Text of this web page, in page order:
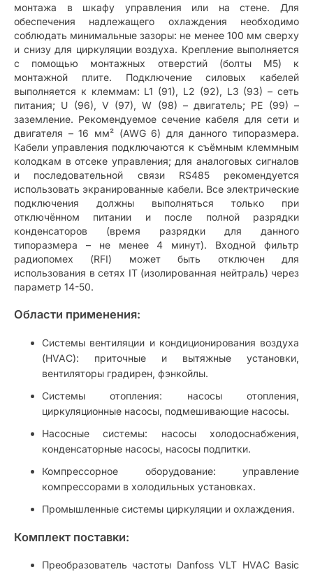
монтажа в шкафу управления или на стене. Для
обеспечения надлежащего охлаждения необходимо
соблюдать минимальные зазоры: не менее 100 мм сверху
и снизу для циркуляции воздуха. Крепление выполняется
с помощью монтажных отверстий (болты M5) к
монтажной плите. Подключение силовых кабелей
выполняется к клеммам: L1 (91), L2 (92), L3 (93) – сеть
питания; U (96), V (97), W (98) – двигатель; PE (99) –
заземление. Рекомендуемое сечение кабеля для сети и
двигателя – 16 мм² (AWG 6) для данного типоразмера.
Кабели управления подключаются к съёмным клеммным
колодкам в отсеке управления; для аналоговых сигналов
и последовательной связи RS485 рекомендуется
использовать экранированные кабели. Все электрические
подключения должны выполняться только при
отключённом питании и после полной разрядки
конденсаторов (время разрядки для данного
типоразмера – не менее 4 минут). Входной фильтр
радиопомех (RFI) может быть отключен для
использования в сетях IT (изолированная нейтраль) через
параметр 14-50.
Области применения:
Системы вентиляции и кондиционирования воздуха
(HVAC): приточные и вытяжные установки,
вентиляторы градирен, фэнкойлы.
Системы отопления: насосы отопления,
циркуляционные насосы, подмешивающие насосы.
Насосные системы: насосы холодоснабжения,
конденсаторные насосы, насосы подпитки.
Компрессорное оборудование: управление
компрессорами в холодильных установках.
Промышленные системы циркуляции и охлаждения.
Комплект поставки:
Преобразователь частоты Danfoss VLT HVAC Basic